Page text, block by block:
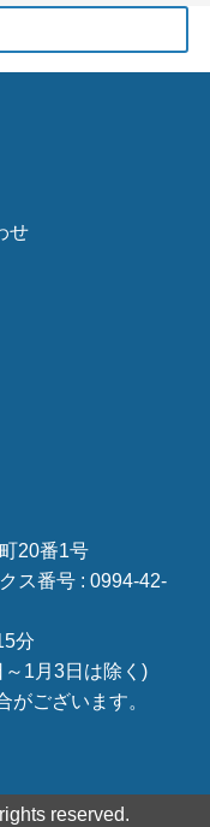
せ
20番1号
ス番号 : 0994-42-
分
1月3日は除く)
ございます。
reserved.